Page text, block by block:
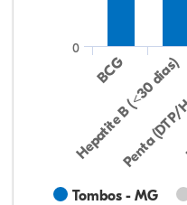
Tombos - MG
BCG
Hepatite B (<30 dias)
Penta
0